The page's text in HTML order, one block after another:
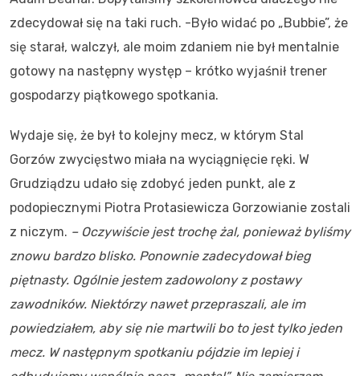
zdecydował się na taki ruch. -Było widać po „Bubbie”, że
się starał, walczył, ale moim zdaniem nie był mentalnie
gotowy na następny występ – krótko wyjaśnił trener
gospodarzy piątkowego spotkania.
Wydaje się, że był to kolejny mecz, w którym Stal
Gorzów zwycięstwo miała na wyciągnięcie ręki. W
Grudziądzu udało się zdobyć jeden punkt, ale z
podopiecznymi Piotra Protasiewicza Gorzowianie zostali
z niczym. – Oczywiście jest trochę żal, ponieważ byliśmy
znowu bardzo blisko. Ponownie zadecydował bieg
piętnasty. Ogólnie jestem zadowolony z postawy
zawodników. Niektórzy nawet przepraszali, ale im
powiedziałem, aby się nie martwili bo to jest tylko jeden
mecz. W następnym spotkaniu pójdzie im lepiej i